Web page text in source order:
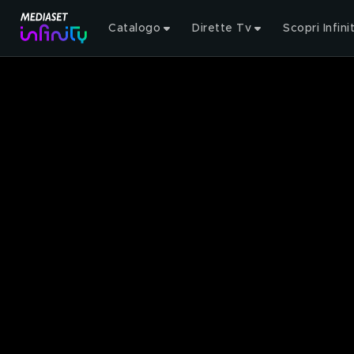
Catalogo Dirette Tv Scopri